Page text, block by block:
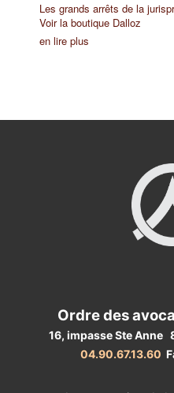
Les grands arrêts de la
Voir la boutique Dalloz
en lire plus
Ordre des
16, impasse Ste
04.90.67.13.60